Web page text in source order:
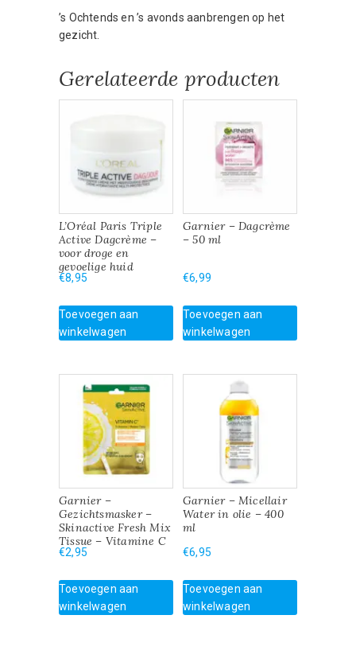
’s Ochtends en ’s avonds aanbrengen op het
gezicht.
Gerelateerde producten
L’Oréal Paris Triple
Active Dagcrème –
voor droge en
gevoelige huid
€8,95
Toevoegen aan
winkelwagen
Garnier – Dagcrème
– 50 ml
€6,99
Toevoegen aan
winkelwagen
Garnier –
Gezichtsmasker –
Skinactive Fresh Mix
Tissue – Vitamine C
€2,95
Toevoegen aan
winkelwagen
Garnier – Micellair
Water in olie – 400
ml
€6,95
Toevoegen aan
winkelwagen